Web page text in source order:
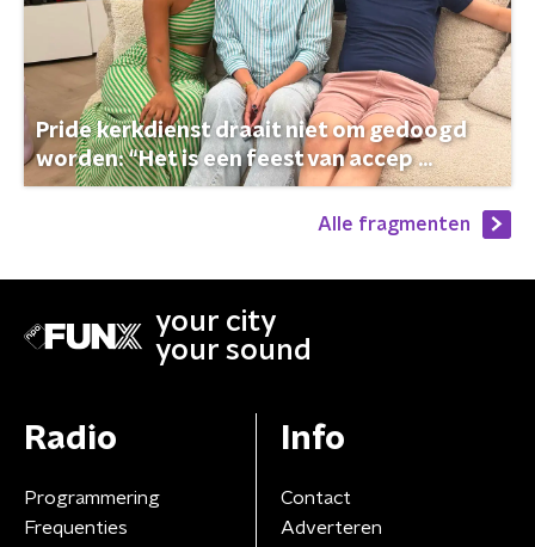
Pride kerkdienst draait niet om gedoogd
worden: “Het is een feest van accep ...
Alle fragmenten
your city
your sound
Radio
Programmering
Frequenties
Info
Contact
Adverteren